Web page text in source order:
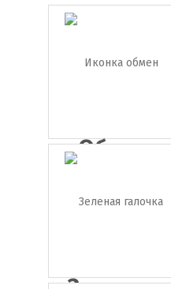
Обмен